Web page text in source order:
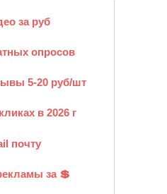
за руб
опросов
5-20 руб/шт
в 2026 г
почту
за 💲